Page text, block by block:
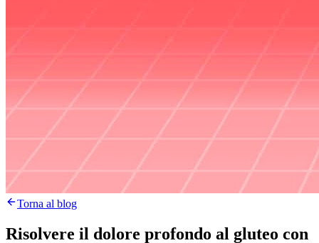
Torna al blog
Risolvere il dolore profondo al gluteo con